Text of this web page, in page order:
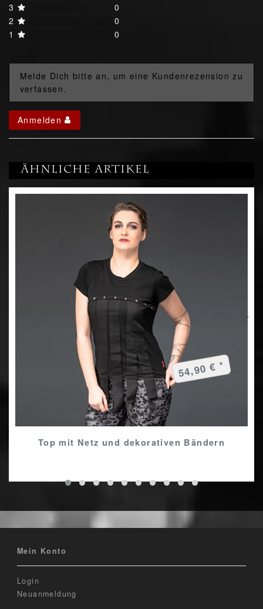
3
0
2
0
1
0
Melde Dich bitte an, um eine Kundenrezension zu
verfassen.
Anmelden
Ähnliche Artikel
Top mit Netz und dekorativen Bändern
54,90 € *
Mein Konto
Login
Neuanmeldung